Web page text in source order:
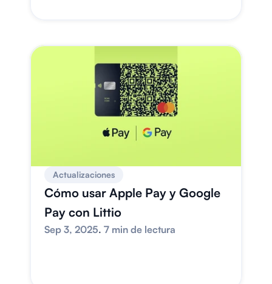
Actualizaciones
Cómo usar Apple Pay y Google
Pay con Littio
Sep 3, 2025. 7 min de lectura